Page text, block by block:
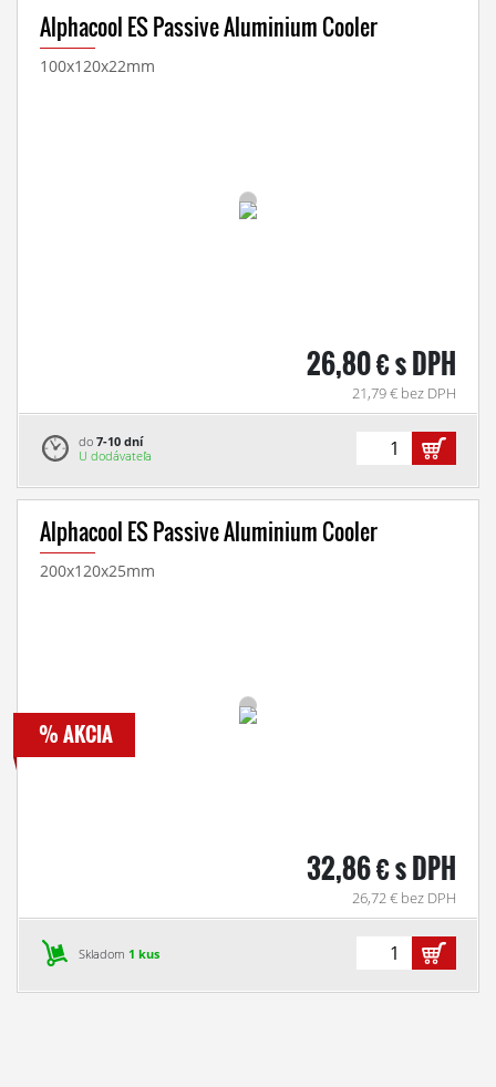
Alphacool ES Passive Aluminium Cooler
100x120x22mm
26,80 € s DPH
21,79 € bez DPH
do 7-10 dní
U dodávateľa
Alphacool ES Passive Aluminium Cooler
200x120x25mm
32,86 € s DPH
26,72 € bez DPH
Skladom 1 kus
% AKCIA